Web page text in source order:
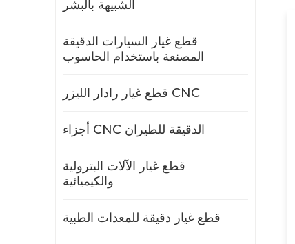
الشبيهة بالبشر
قطع غيار السيارات الدقيقة
المصنعة باستخدام الحاسوب
قطع غيار رادار الليزر CNC
أجزاء CNC الدقيقة للطيران
قطع غيار الآلات البترولية
والكيميائية
قطع غيار دقيقة للمعدات الطبية